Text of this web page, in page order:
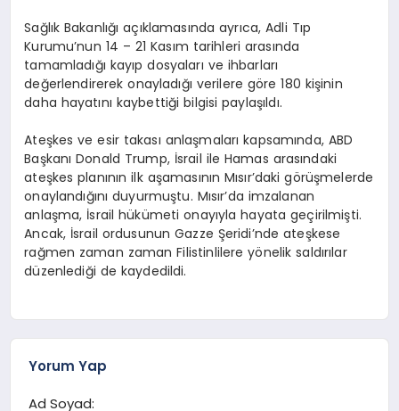
Sağlık Bakanlığı açıklamasında ayrıca, Adli Tıp
Kurumu’nun 14 – 21 Kasım tarihleri arasında
tamamladığı kayıp dosyaları ve ihbarları
değerlendirerek onayladığı verilere göre 180 kişinin
daha hayatını kaybettiği bilgisi paylaşıldı.
Ateşkes ve esir takası anlaşmaları kapsamında, ABD
Başkanı Donald Trump, İsrail ile Hamas arasındaki
ateşkes planının ilk aşamasının Mısır’daki görüşmelerde
onaylandığını duyurmuştu. Mısır’da imzalanan
anlaşma, İsrail hükümeti onayıyla hayata geçirilmişti.
Ancak, İsrail ordusunun Gazze Şeridi’nde ateşkese
rağmen zaman zaman Filistinlilere yönelik saldırılar
düzenlediği de kaydedildi.
Yorum Yap
Ad Soyad: